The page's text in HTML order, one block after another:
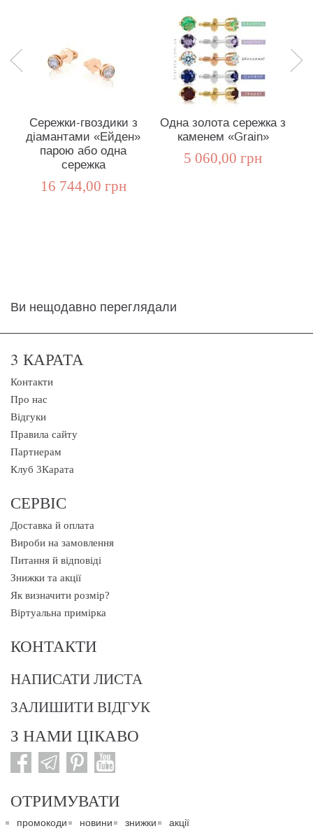
Сережки-гвоздики з
діамантами «Ейден»
парою або одна
сережка
16 744,00 грн
Одна золота сережка з
каменем «Grain»
5 060,00 грн
Ви нещодавно переглядали
3 КАРАТА
Контакти
Про нас
Відгуки
Правила сайту
Партнерам
Клуб 3Карата
СЕРВІС
Доставка й оплата
Вироби на замовлення
Питання й відповіді
Знижки та акції
Як визначити розмір?
Віртуальна примірка
КОНТАКТИ
НАПИСАТИ ЛИСТА
ЗАЛИШИТИ ВІДГУК
З НАМИ ЦІКАВО
ОТРИМУВАТИ
промокоди новини знижки акції